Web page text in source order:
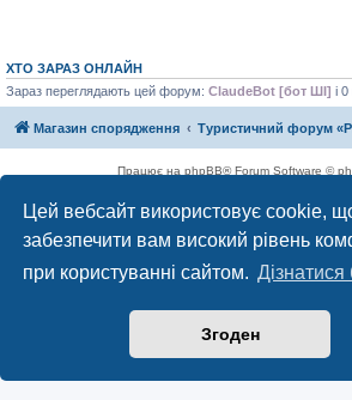
Цей вебсайт використовує cookie,
забезпечити вам високий рівень
при користуванні сайтом. Дізнатися
Згоден
ХТО ЗАРАЗ ОНЛАЙН
Зараз переглядають цей форум: ClaudeBot [бот ШІ] і
Магазин спорядження Туристичний форум
Працює на phpBB® Forum Software ©